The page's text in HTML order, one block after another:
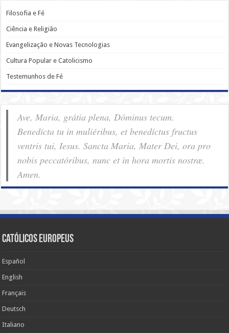
Filosofia e Fé
Ciência e Religião
Evangelização e Novas Tecnologias
Cultura Popular e Catolicismo
Testemunhos de Fé
Ave, Maria, grátia plena, Dóminus tecum.
Benedícta tu in muliéribus, et benedíctus fructus
ventris tui, Iesus. Sancta Maria, Mater Dei, ora pro
nobis pec­ca­tóribus, nunc et in hora mortis nostræ.
Amen.
Católicos Europeus
Español
English
Français
Deutsch
Italiano